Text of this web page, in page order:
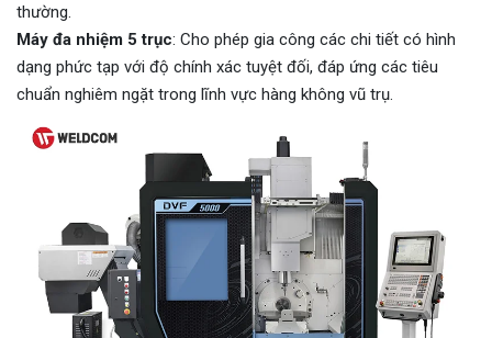
thường.
Máy đa nhiệm 5 trục: Cho phép gia công các chi tiết có hình
dạng phức tạp với độ chính xác tuyệt đối, đáp ứng các tiêu
chuẩn nghiêm ngặt trong lĩnh vực hàng không vũ trụ.